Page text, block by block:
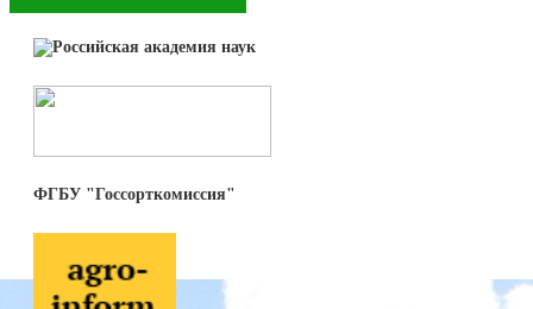
ФГБУ "Госсорткомиссия"